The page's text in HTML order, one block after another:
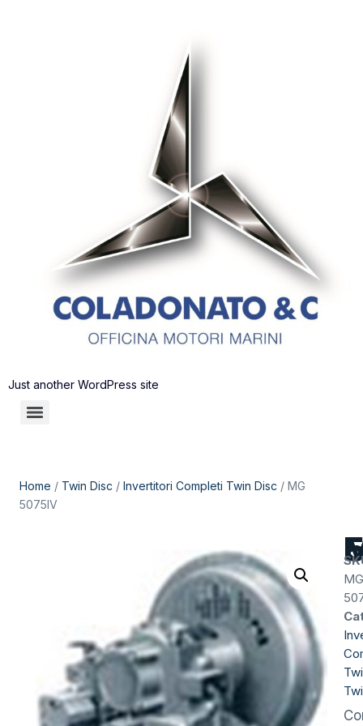
Just another WordPress site
Home / Twin Disc / Invertitori Completi Twin Disc / MG
5075IV
MG